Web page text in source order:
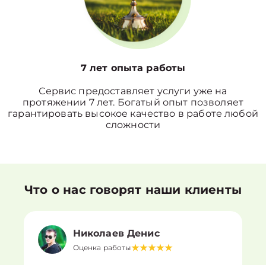
7 лет опыта работы
Сервис предоставляет услуги уже на
протяжении 7 лет. Богатый опыт позволяет
гарантировать высокое качество в работе любой
сложности
Что о нас говорят наши клиенты
Николаев Денис
Оценка работы